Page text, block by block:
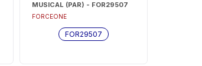
MUSICAL (PAR) - FOR29507
FORCEONE
FOR29507